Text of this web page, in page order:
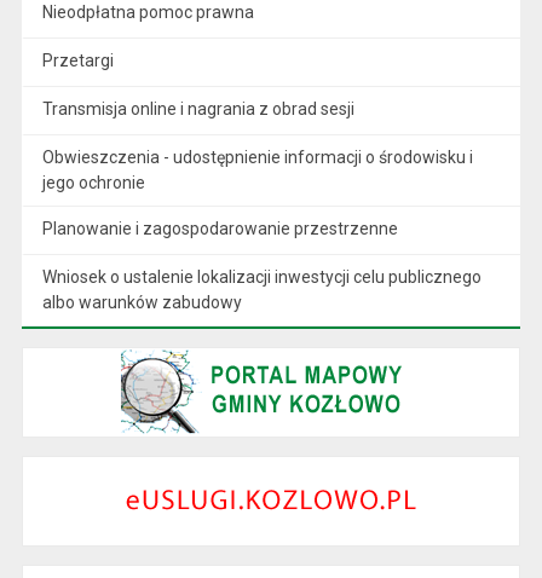
Nieodpłatna pomoc prawna
Przetargi
Transmisja online i nagrania z obrad sesji
Obwieszczenia - udostępnienie informacji o środowisku i
jego ochronie
Planowanie i zagospodarowanie przestrzenne
Wniosek o ustalenie lokalizacji inwestycji celu publicznego
albo warunków zabudowy